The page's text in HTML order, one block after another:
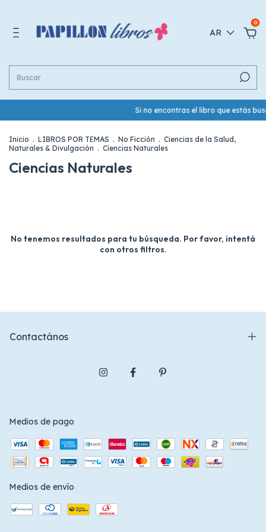
AR
0
Si no encontras el libro que estás
Inicio . LIBROS POR TEMAS . No Ficción . Ciencias de la Salud,
Naturales & Divulgación . Ciencias Naturales
Ciencias Naturales
No tenemos resultados para tu búsqueda. Por favor, intentá
con otros filtros.
Contactános
Medios de pago
Medios de envío